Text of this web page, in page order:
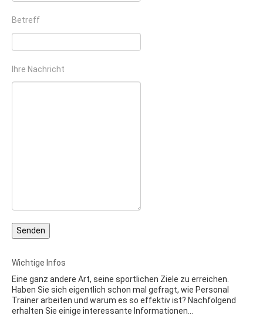
Betreff
Ihre Nachricht
Wichtige Infos
Eine ganz andere Art, seine sportlichen Ziele zu erreichen.
Haben Sie sich eigentlich schon mal gefragt, wie Personal
Trainer arbeiten und warum es so effektiv ist? Nachfolgend
erhalten Sie einige interessante Informationen…